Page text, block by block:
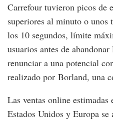
Carrefour tuvieron picos de
superiores al minuto o unos
los 10 segundos, límite
usuarios antes de
renunciar a una potencial
realizado por Borland, una
Las ventas online
Estados Unidos y Europa